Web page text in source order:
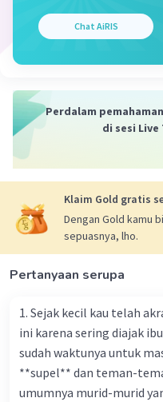
Chat AiRIS
Perdalam
di sesi Live
Klaim Gold gratis
Dengan Gold kamu
sepuasnya, lho.
Pertanyaan serupa
1. Sejak kecil kau telah
ini karena sering diajak
sudah waktunya untuk
**supel** dan teman-
umumnya murid-murid